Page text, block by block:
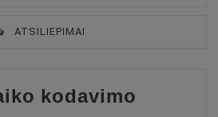
ATSILIEPIMAI
Laiko Kodo Įrenginių
Komplektas
kodavimo